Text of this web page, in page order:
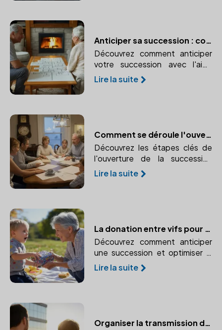
Anticiper sa succession : conseils pratiques avec un notaire
Découvrez comment anticiper
votre succession avec l'aide
d'un notaire. Protégez vos
proches et réduisez les coûts
Lire la suite
Comment se déroule l'ouverture de la succession ?
Découvrez les étapes clés de
l'ouverture de la succession
après le décès d'un proche.
Comprendre le rôle crucial du
Lire la suite
La donation entre vifs pour optimiser la transmission de patrimoine
Découvrez comment anticiper
une succession et optimiser la
transmission de votre
patrimoine grâce à la donation
proches.
Lire la suite
Organiser la transmission d'une entreprise familiale avec un notaire